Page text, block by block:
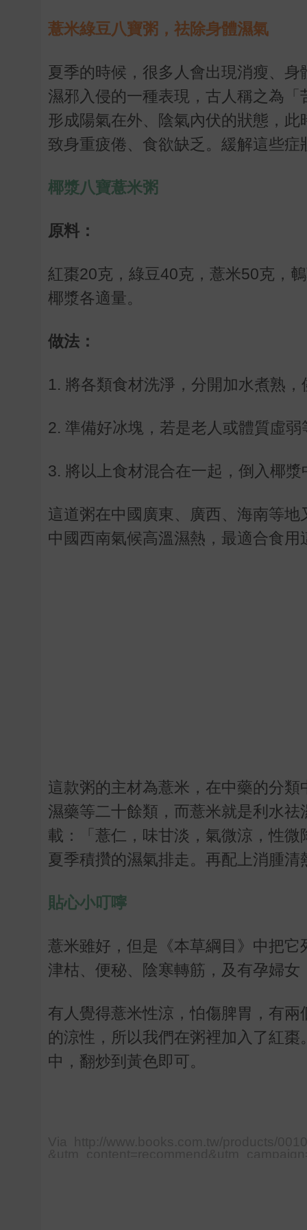
薏米綠豆八寶粥，祛除身體濕氣
夏季的時候，很多人會出現消瘦、
濕邪入侵的一種表現，古人稱之為
形成陽氣在外、陰氣內伏的狀態，
致身重疲倦、食欲缺乏。緩解這些
椰漿八寶薏米粥
原料：
紅棗20克，綠豆40克，薏米50克，
椰漿各適量。
做法：
1. 將各類食材洗淨，分開加水煮熟
2. 準備好冰塊，若是老人或體質虛
3. 將以上食材混合在一起，倒入椰漿
這道粥在中國廣東、廣西、海南等
中國西南氣候高溫濕熱，最適合食
這款粥的主材為薏米，在中藥的分
濕藥等二十餘類，而薏米就是利水
載：「薏仁，味甘淡，氣微涼，性
夏季積攢的濕氣排走。再配上消腫
貼心小叮嚀
薏米雖好，但是《本草綱目》中把
津枯、便秘、陰寒轉筋，及有孕婦女
有人覺得薏米性涼，怕傷脾胃，有
的涼性，所以我們在粥裡加入了紅
中，翻炒到黃色即可。